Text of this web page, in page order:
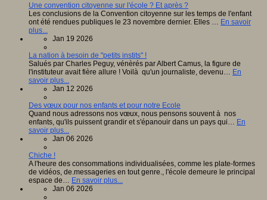
Une convention citoyenne sur l'école ? Et après ?
Les conclusions de la Convention citoyenne sur les temps de l'enfant
ont été rendues publiques le 23 novembre dernier. Elles … En savoir
plus...
Jan 19 2026
La nation à besoin de "petits instits" !
Salués par Charles Peguy, vénèrés par Albert Camus, la figure de
l'instituteur avait fière allure ! Voilà qu'un journaliste, devenu… En
savoir plus...
Jan 12 2026
Des vœux pour nos enfants et pour notre Ecole
Quand nous adressons nos vœux, nous pensons souvent à nos
enfants, qu'ils puissent grandir et s'épanouir dans un pays qui… En
savoir plus...
Jan 06 2026
Chiche !
A l'heure des consommations individualisées, comme les plate-formes
de vidéos, de.messageries en tout genre., l'école demeure le principal
espace de… En savoir plus...
Jan 06 2026